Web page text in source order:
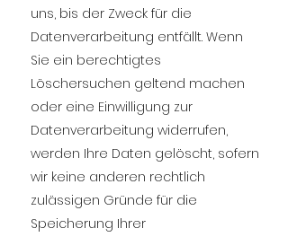
uns, bis der Zweck für die
Datenverarbeitung entfällt. Wenn
Sie ein berechtigtes
Löschersuchen geltend machen
oder eine Einwilligung zur
Datenverarbeitung widerrufen,
werden Ihre Daten gelöscht, sofern
wir keine anderen rechtlich
zulässigen Gründe für die
Speicherung Ihrer